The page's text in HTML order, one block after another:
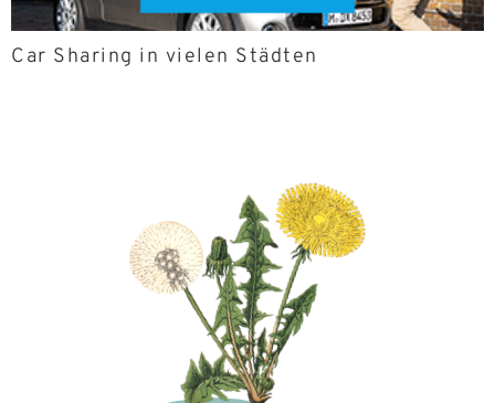
Car Sharing in vielen Städten